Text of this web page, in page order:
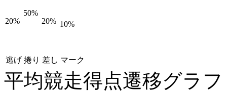
20%
50%
20% 10%
逃げ 捲り 差し マーク
平均競走得点遷移グラ